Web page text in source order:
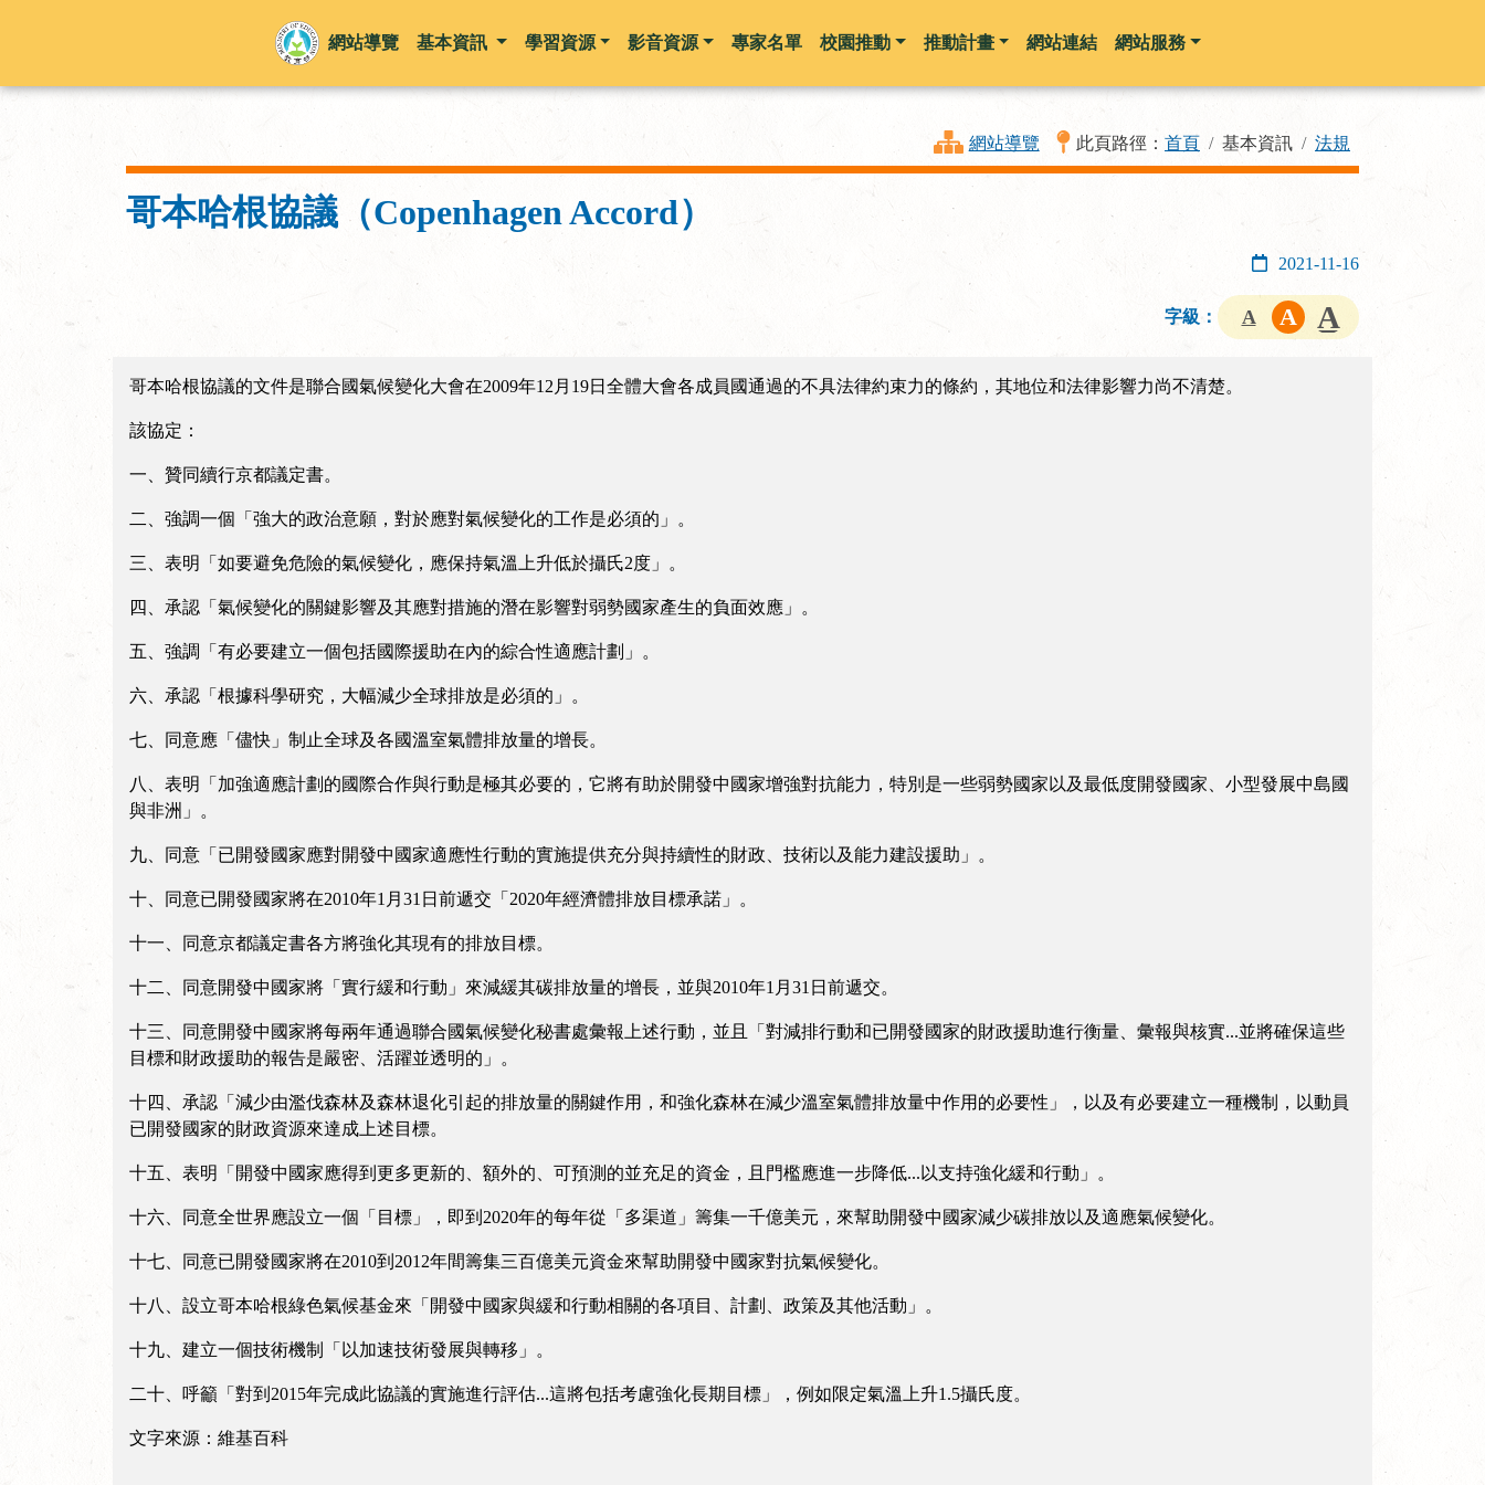
跳到主要內容
網站導覽 基本資訊 學習資源 影音資源 專家名單 校園推動 推動計畫 網站連結 網站服務
網站導覽 此頁路徑： 首頁 基本資訊 法規
哥本哈根協議（Copenhagen Accord）
2021-11-16
字級：
哥本哈根協議的文件是聯合國氣候變化大會在2009年12月19日全體大會各成員國通過的不具法律約束力的條約，其地位和法律影響力尚不清楚。
該協定：
一、贊同續行京都議定書。
二、強調一個「強大的政治意願，對於應對氣候變化的工作是必須的」。
三、表明「如要避免危險的氣候變化，應保持氣溫上升低於攝氏2度」。
四、承認「氣候變化的關鍵影響及其應對措施的潛在影響對弱勢國家產生的負面效應」。
五、強調「有必要建立一個包括國際援助在內的綜合性適應計劃」。
六、承認「根據科學研究，大幅減少全球排放是必須的」。
七、同意應「儘快」制止全球及各國溫室氣體排放量的增長。
八、表明「加強適應計劃的國際合作與行動是極其必要的，它將有助於開發中國家增強對抗能力，特別是一些弱勢國家以及最低度開發國家、小型發展中島國
與非洲」。
九、同意「已開發國家應對開發中國家適應性行動的實施提供充分與持續性的財政、技術以及能力建設援助」。
十、同意已開發國家將在2010年1月31日前遞交「2020年經濟體排放目標承諾」。
十一、同意京都議定書各方將強化其現有的排放目標。
十二、同意開發中國家將「實行緩和行動」來減緩其碳排放量的增長，並與2010年1月31日前遞交。
十三、同意開發中國家將每兩年通過聯合國氣候變化秘書處彙報上述行動，並且「對減排行動和已開發國家的財政援助進行衡量、彙報與核實...並將確保這些
目標和財政援助的報告是嚴密、活躍並透明的」。
十四、承認「減少由濫伐森林及森林退化引起的排放量的關鍵作用，和強化森林在減少溫室氣體排放量中作用的必要性」，以及有必要建立一種機制，以動員
已開發國家的財政資源來達成上述目標。
十五、表明「開發中國家應得到更多更新的、額外的、可預測的並充足的資金，且門檻應進一步降低...以支持強化緩和行動」。
十六、同意全世界應設立一個「目標」，即到2020年的每年從「多渠道」籌集一千億美元，來幫助開發中國家減少碳排放以及適應氣候變化。
十七、同意已開發國家將在2010到2012年間籌集三百億美元資金來幫助開發中國家對抗氣候變化。
十八、設立哥本哈根綠色氣候基金來「開發中國家與緩和行動相關的各項目、計劃、政策及其他活動」。
十九、建立一個技術機制「以加速技術發展與轉移」。
二十、呼籲「對到2015年完成此協議的實施進行評估...這將包括考慮強化長期目標」，例如限定氣溫上升1.5攝氏度。
文字來源：維基百科